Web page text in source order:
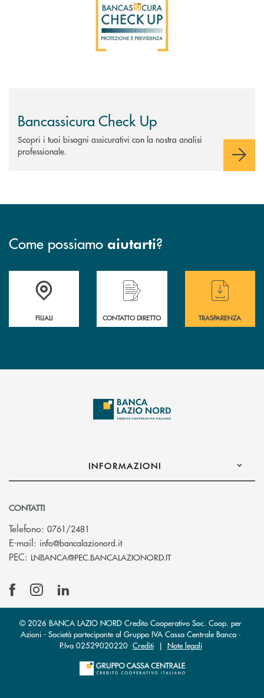
Bancassicura Check Up
Scopri i tuoi bisogni assicurativi con la nostra analisi
professionale.
Come possiamo aiutarti?
Trova la filiale più vicina a te
FILIALI
Hai bisogno di assistenza immediata ?
CONTATTO DIRETTO
Hai bisogno di
TRASPARENZA
INFORMAZIONI
CONTATTI
Telefono: 0761/2481
E-mail: info@bancalazionord.it(si apre l’app di posta elettronica)
PEC: LNBANCA@PEC.BANCALAZIONORD.IT(si apre l’app di posta
© 2026 BANCA LAZIO NORD Credito Cooperativo Soc. Coop. per
Azioni - Società partecipante al Gruppo IVA Cassa Centrale Banca ·
P.Iva 02529020220 Crediti| Note legali